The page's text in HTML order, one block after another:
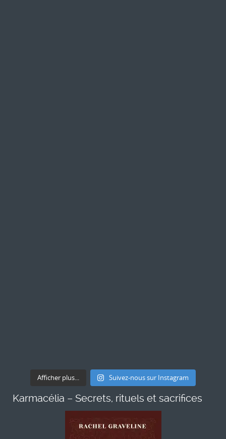
Afficher plus... Suivez-nous sur Instagram
Karmacélia – Secrets, rituels et sacrifices